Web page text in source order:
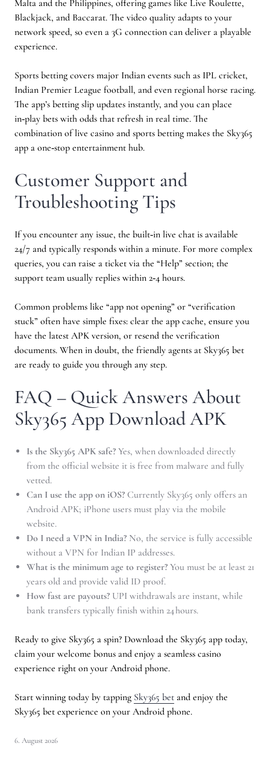
Malta and the Philippines, offering games like Live Roulette,
Blackjack, and Baccarat. The video quality adapts to your
network speed, so even a 3G connection can deliver a playable
experience.
Sports betting covers major Indian events such as IPL cricket,
Indian Premier League football, and even regional horse racing.
The app’s betting slip updates instantly, and you can place
in‑play bets with odds that refresh in real time. The
combination of live casino and sports betting makes the Sky365
app a one‑stop entertainment hub.
Customer Support and
Troubleshooting Tips
If you encounter any issue, the built‑in live chat is available
24/7 and typically responds within a minute. For more complex
queries, you can raise a ticket via the “Help” section; the
support team usually replies within 2‑4 hours.
Common problems like “app not opening” or “verification
stuck” often have simple fixes: clear the app cache, ensure you
have the latest APK version, or resend the verification
documents. When in doubt, the friendly agents at Sky365 bet
are ready to guide you through any step.
FAQ – Quick Answers About
Sky365 App Download APK
Is the Sky365 APK safe? Yes, when downloaded directly
from the official website it is free from malware and fully
vetted.
Can I use the app on iOS? Currently Sky365 only offers an
Android APK; iPhone users must play via the mobile
website.
Do I need a VPN in India? No, the service is fully accessible
without a VPN for Indian IP addresses.
What is the minimum age to register? You must be at least 21
years old and provide valid ID proof.
How fast are payouts? UPI withdrawals are instant, while
bank transfers typically finish within 24 hours.
Ready to give Sky365 a spin? Download the Sky365 app today,
claim your welcome bonus and enjoy a seamless casino
experience right on your Android phone.
Start winning today by tapping Sky365 bet and enjoy the
Sky365 bet experience on your Android phone.
6. August 2026